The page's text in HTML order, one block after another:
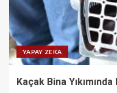
YAPAY ZEKA
Kaçak Bina